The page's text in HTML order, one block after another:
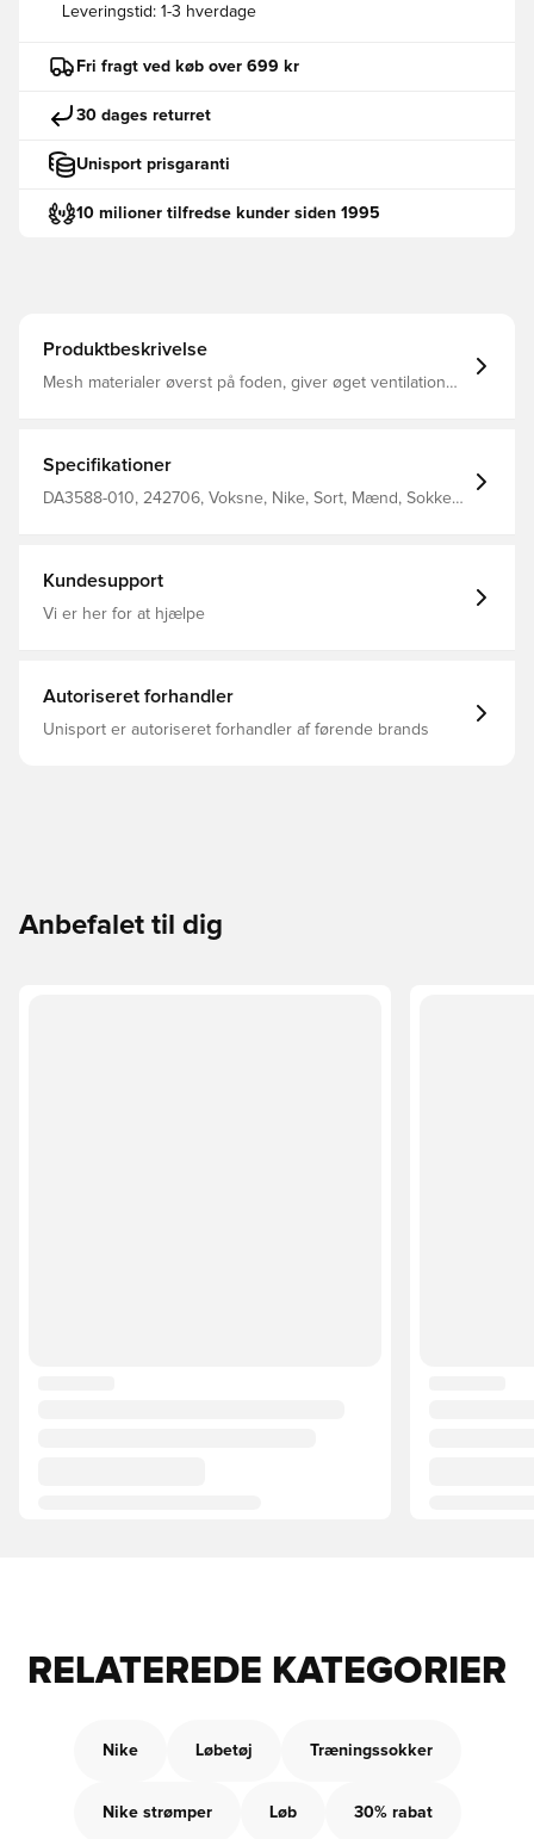
Leveringstid: 1-3 hverdage
Fri fragt ved køb over 699 kr
30 dages returret
Unisport prisgaranti
10 milioner tilfredse kunder siden 1995
Produktbeskrivelse
Mesh materialer øverst på foden, giver øget ventilation
Specifikationer
DA3588-010, 242706, Voksne, Nike, Sort, Mænd, Sokker,
Kundesupport
Vi er her for at hjælpe
Autoriseret forhandler
Unisport er autoriseret forhandler af førende brands
Anbefalet til dig
RELATEREDE KATEGORIER
Nike Løbetøj Træningssokker
Nike strømper Løb 30% rabat